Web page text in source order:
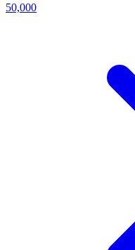
50,000